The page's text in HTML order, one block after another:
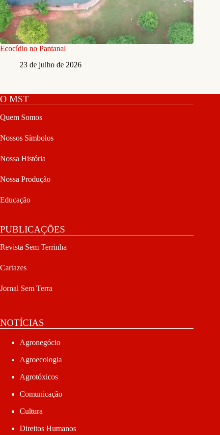
Ecocídio no Pantanal
23 de julho de 2026
O MST
Quem Somos
Nossos Símbolos
Nossa História
Nossa Produção
Educação
PUBLICAÇÕES
Revista Sem Terrinha
Cartazes
Jornal Sem Terra
NOTÍCIAS
Agronegócio
Agroecologia
Agrotóxicos
Comunicação
Cultura
Direitos Humanos